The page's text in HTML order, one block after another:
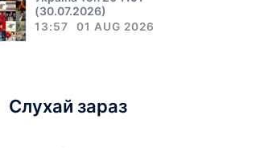
(30.07.2026)
13:57 01 AUG 2026
Слухай зараз